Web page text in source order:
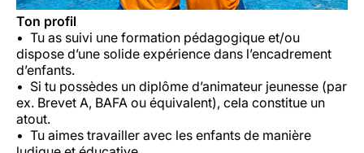
Ton profil
Tu as suivi une formation pédagogique et/ou
dispose d’une solide expérience dans l’encadrement
d’enfants.
Si tu possèdes un diplôme d’animateur jeunesse (par
ex. Brevet A, BAFA ou équivalent), cela constitue un
atout.
Tu aimes travailler avec les enfants de manière